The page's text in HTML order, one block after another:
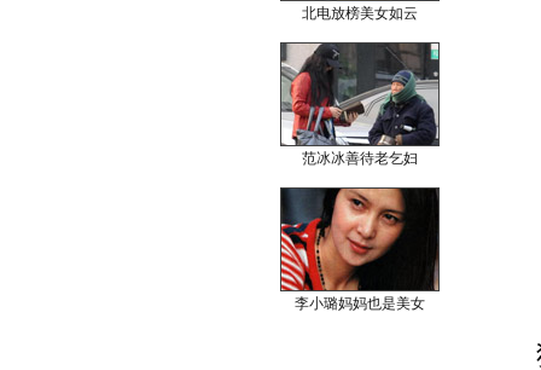
北电放榜美女如云
范冰冰善待老乞妇
李小璐妈妈也是美女